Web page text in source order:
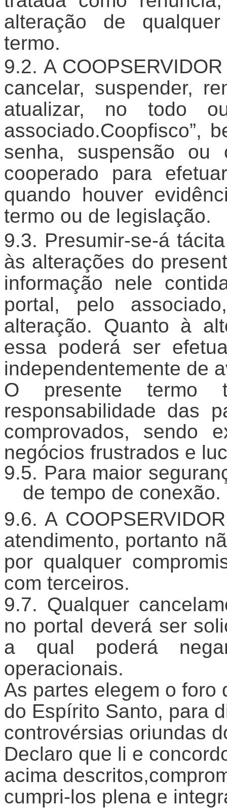
alteração de
termo.
A
cancelar, suspender,
atualizar, no todo
associado.Coopfisco”,
senha, suspensão ou
cooperado para
quando houver
termo ou de legislação.
Presumir-se-á
às alterações do
informação nele
portal, pelo
alteração. Quanto à
essa poderá ser
independentemente de
O presente
responsabilidade das
comprovados, sendo
negócios frustrados e
Para maior
de tempo de conexão.
A
atendimento, portanto
por qualquer
com terceiros.
Qualquer
no portal deverá ser
a qual poderá
operacionais.
As partes elegem o foro
do Espírito Santo, para
controvérsias oriundas
Declaro que li e
acima
cumpri-los plena e